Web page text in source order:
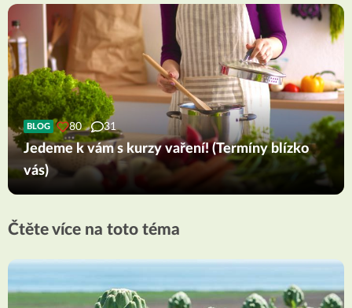
BLOG 80 31
Jedeme k vám s kurzy vaření! (Termíny blízko
vás)
Čtěte více na toto téma